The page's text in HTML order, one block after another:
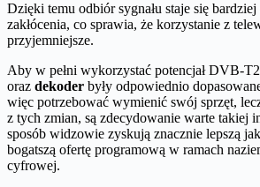
Dzięki temu odbiór sygnału staje się
zakłócenia, co sprawia, że korzystanie z
przyjemniejsze.
Aby w pełni wykorzystać potencjał DVB-
oraz dekoder były odpowiednio
więc potrzebować wymienić swój sprzęt,
z tych zmian, są zdecydowanie warte takiej
sposób widzowie zyskują znacznie lepszą
bogatszą ofertę programową w ramach
cyfrowej.